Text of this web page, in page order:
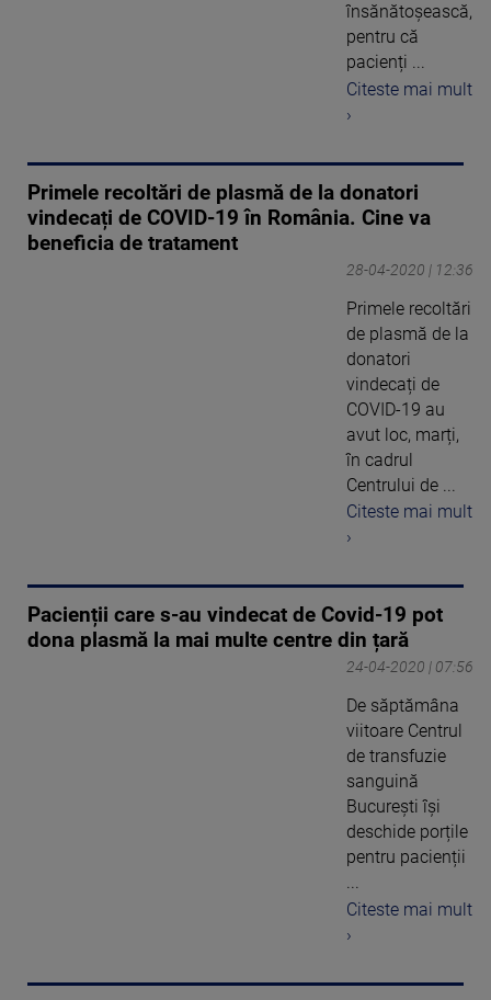
însănătoșească,
pentru că
pacienți ...
Citeste mai mult
›
Primele recoltări de plasmă de la donatori
vindecați de COVID-19 în România. Cine va
beneficia de tratament
28-04-2020 | 12:36
Primele recoltări
de plasmă de la
donatori
vindecați de
COVID-19 au
avut loc, marți,
în cadrul
Centrului de ...
Citeste mai mult
›
Pacienții care s-au vindecat de Covid-19 pot
dona plasmă la mai multe centre din țară
24-04-2020 | 07:56
De săptămâna
viitoare Centrul
de transfuzie
sanguină
București își
deschide porțile
pentru pacienții
...
Citeste mai mult
›